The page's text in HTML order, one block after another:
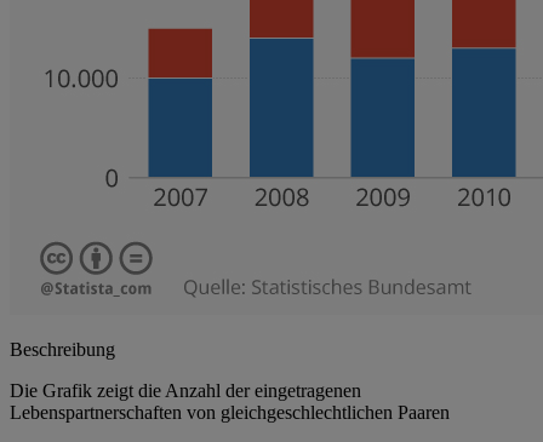
Beschreibung
Die Grafik zeigt die Anzahl der eingetragenen
Lebenspartnerschaften von gleichgeschlechtlichen Paaren